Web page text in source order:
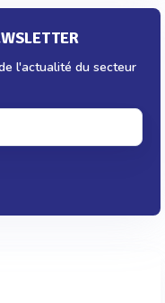
l'actualité du secteur